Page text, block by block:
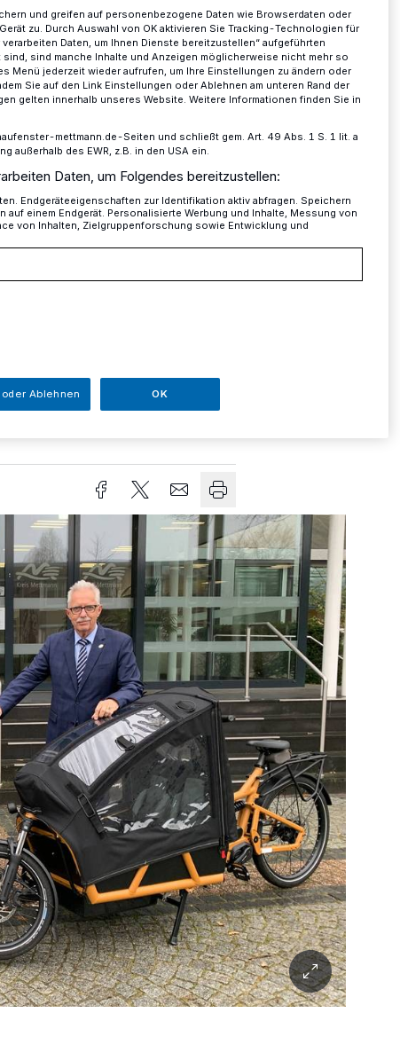
Euro hat der Kreis
zur Anschaffung
aufgelegt.
und greifen auf personenbezogene Daten wie Browserdaten oder
zu. Durch Auswahl von OK aktivieren Sie Tracking-Technologien für
Daten, um Ihnen Dienste bereitzustellen“ aufgeführten
sind, sind manche Inhalte und Anzeigen möglicherweise nicht mehr so
Menü jederzeit wieder aufrufen, um Ihre Einstellungen zu ändern oder
Sie auf den Link Einstellungen oder Ablehnen am unteren Rand der
gelten innerhalb unseres Website. Weitere Informationen finden Sie in
mettmann.de-Seiten und schließt gem. Art. 49 Abs. 1 S. 1 lit. a
außerhalb des EWR, z.B. in den USA ein.
Daten, um Folgendes bereitzustellen:
Endgeräteeigenschaften zur Identifikation aktiv abfragen. Speichern
auf einem Endgerät. Personalisierte Werbung und Inhalte, Messung von
von Inhalten, Zielgruppenforschung sowie Entwicklung und
Ablehnen OK